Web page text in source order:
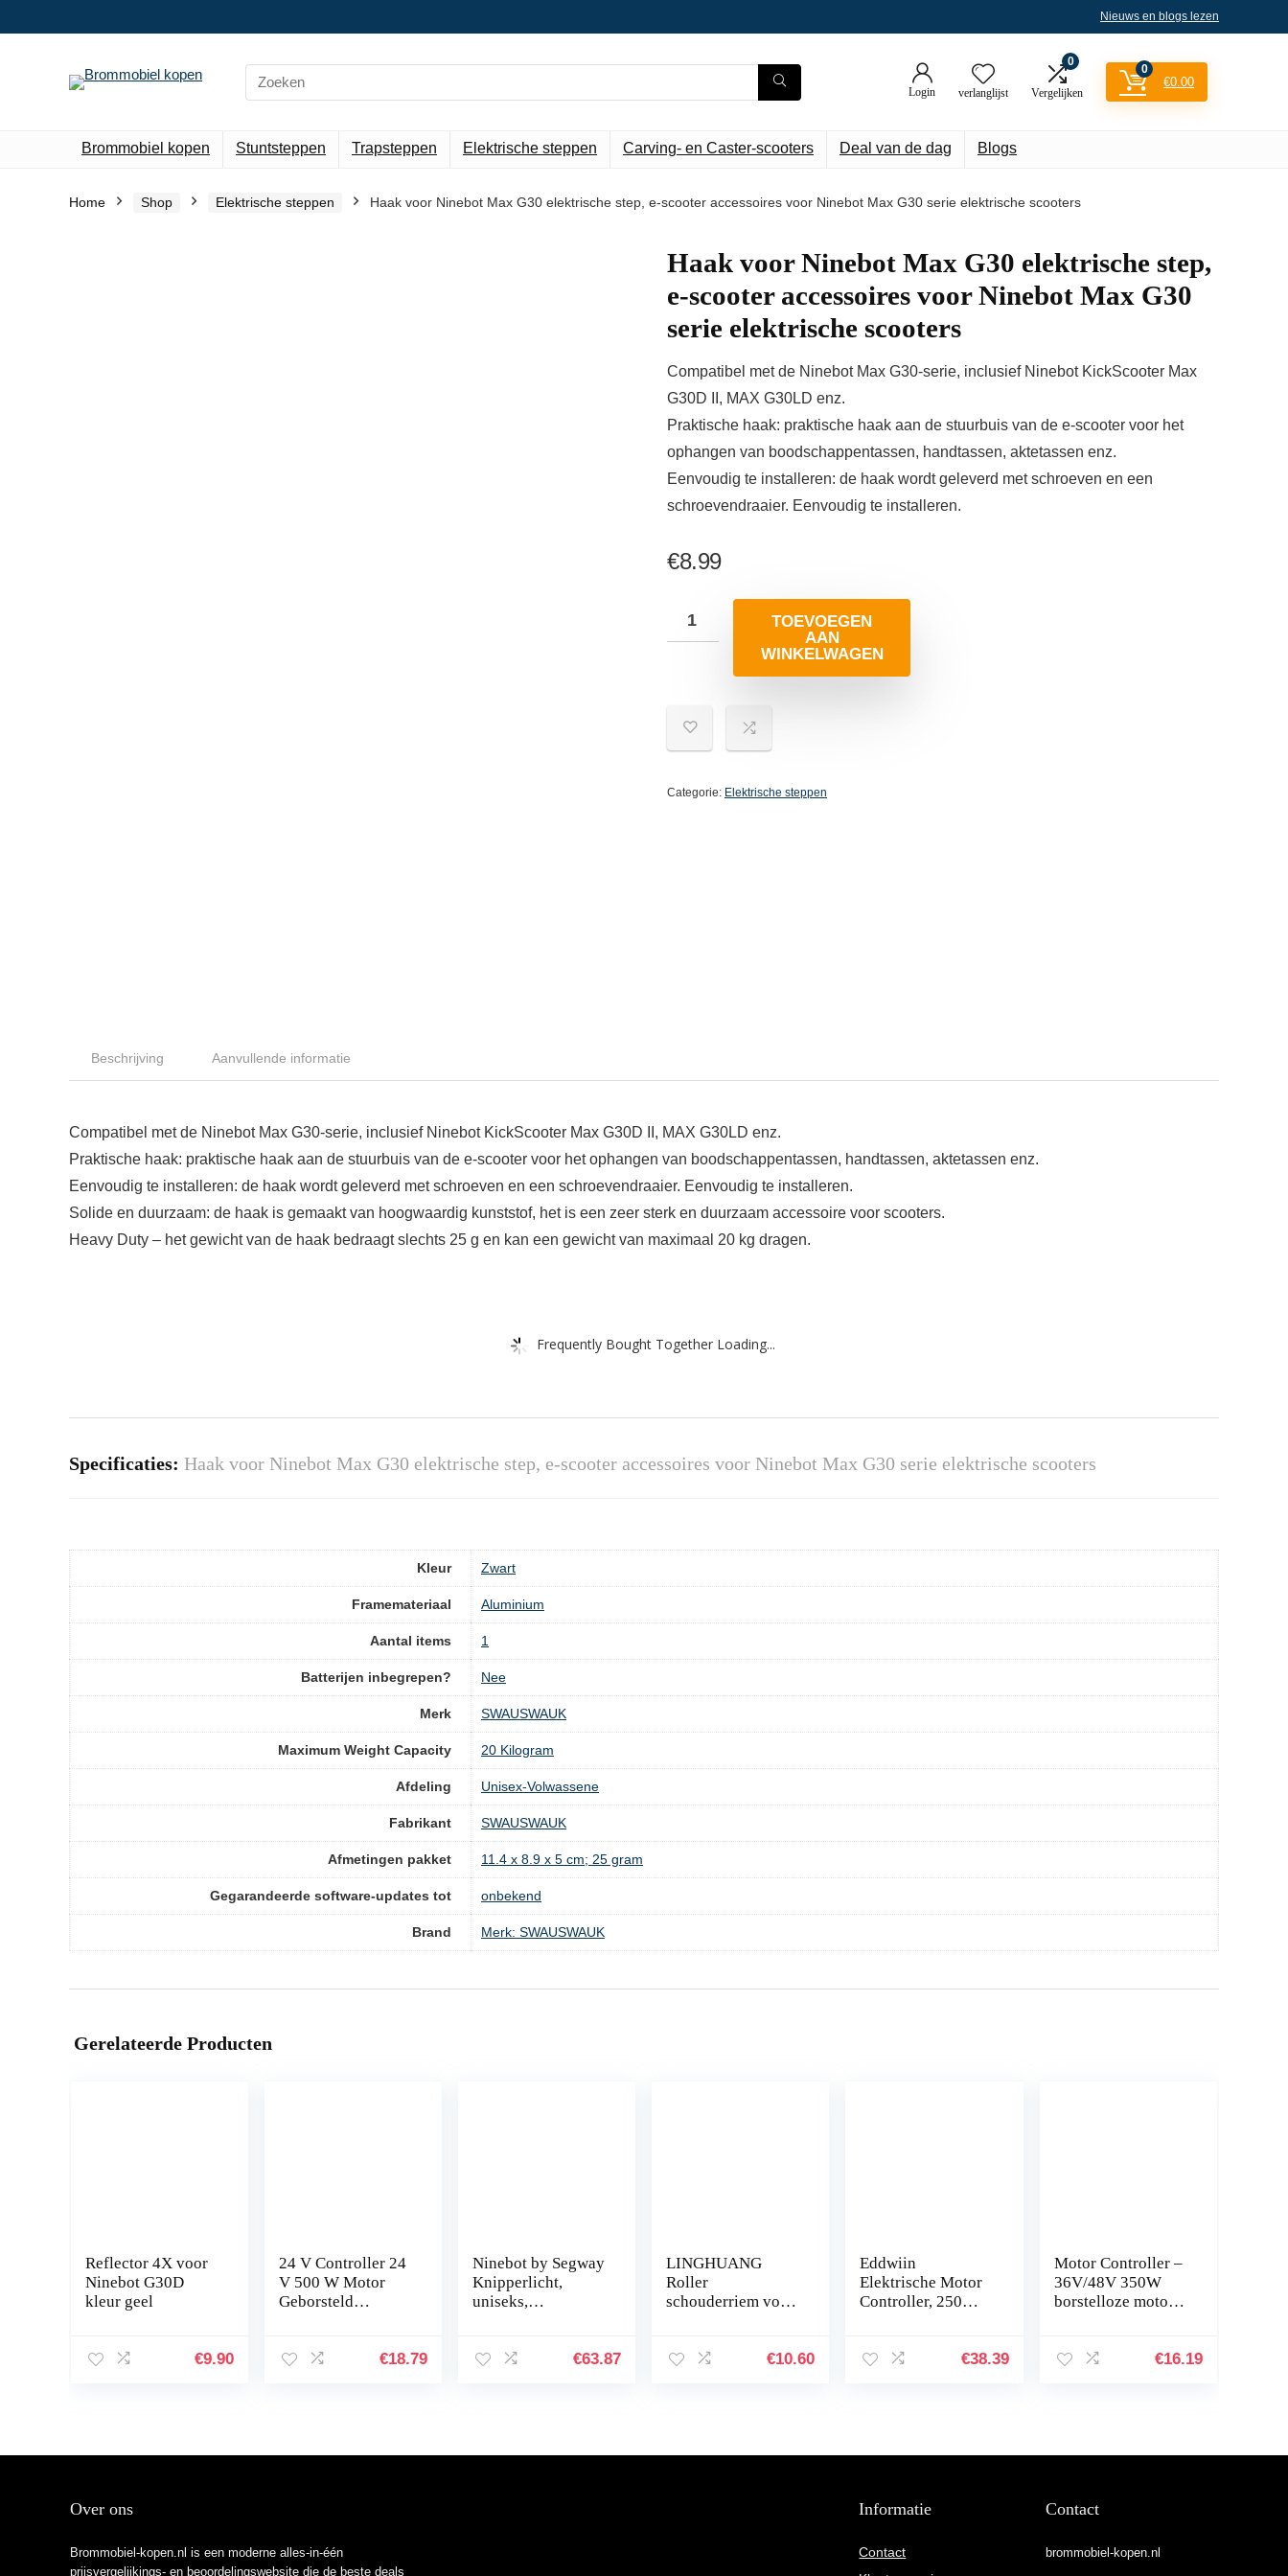
Nieuws en blogs lezen
Search
for:
Login verlanglijst
0
Vergelijken
0
€0.00
Brommobiel kopen Stuntsteppen Trapsteppen Elektrische steppen Carving- en Caster-scooters Deal van de dag Blogs
Home Shop Elektrische steppen Haak voor Ninebot Max G30 elektrische step, e-scooter accessoires voor Ninebot Max G30 serie elektrische scooters
Haak voor Ninebot Max G30 elektrische step,
e-scooter accessoires voor Ninebot Max G30
serie elektrische scooters
Compatibel met de Ninebot Max G30-serie, inclusief Ninebot KickScooter Max
G30D II, MAX G30LD enz.
Praktische haak: praktische haak aan de stuurbuis van de e-scooter voor het
ophangen van boodschappentassen, handtassen, aktetassen enz.
Eenvoudig te installeren: de haak wordt geleverd met schroeven en een
schroevendraaier. Eenvoudig te installeren.
€8.99
TOEVOEGEN
AAN
WINKELWAGEN
Categorie: Elektrische steppen
Beschrijving Aanvullende informatie
Compatibel met de Ninebot Max G30-serie, inclusief Ninebot KickScooter Max G30D II, MAX G30LD enz.
Praktische haak: praktische haak aan de stuurbuis van de e-scooter voor het ophangen van boodschappentassen, handtassen, aktetassen enz.
Eenvoudig te installeren: de haak wordt geleverd met schroeven en een schroevendraaier. Eenvoudig te installeren.
Solide en duurzaam: de haak is gemaakt van hoogwaardig kunststof, het is een zeer sterk en duurzaam accessoire voor scooters.
Heavy Duty – het gewicht van de haak bedraagt slechts 25 g en kan een gewicht van maximaal 20 kg dragen.
Frequently Bought Together Loading...
Specificaties: Haak voor Ninebot Max G30 elektrische step, e-scooter accessoires voor Ninebot Max G30 serie elektrische scooters
Kleur ‎Zwart
Framemateriaal ‎Aluminium
Aantal items ‎1
Batterijen inbegrepen? ‎Nee
Merk ‎SWAUSWAUK
Maximum Weight Capacity ‎20 Kilogram
Afdeling ‎Unisex-Volwassene
Fabrikant ‎SWAUSWAUK
Afmetingen pakket ‎11.4 x 8.9 x 5 cm; 25 gram
Gegarandeerde software-updates tot ‎onbekend
Brand Merk: SWAUSWAUK
Gerelateerde Producten
Reflector 4X voor
Ninebot G30D
kleur geel
€9.90
24 V Controller 24
V 500 W Motor
Geborsteld
Fiets Scooter E-
€18.79
Ninebot by Segway
Knipperlicht,
uniseks,
eenheidsmaat
€63.87
LINGHUANG
Roller
schouderriem voor
verstelbare
€10.60
Eddwiin
Elektrische Motor
Controller, 250
scherm Panel
€38.39
Motor Controller –
36V/48V 350W
borstelloze motor
scooter
€16.19
Over ons
Brommobiel-kopen.nl is een moderne alles-in-één
prijsvergelijkings- en beoordelingswebsite die de beste deals
Informatie
Contact
Contact
brommobiel-kopen.nl